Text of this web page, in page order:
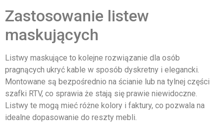
Zastosowanie listew
maskujących
Listwy maskujące to kolejne rozwiązanie dla osób
pragnących ukryć kable w sposób dyskretny i elegancki.
Montowane są bezpośrednio na ścianie lub na tylnej części
szafki RTV, co sprawia że stają się prawie niewidoczne.
Listwy te mogą mieć różne kolory i faktury, co pozwala na
idealne dopasowanie do reszty mebli.